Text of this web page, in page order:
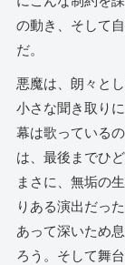
の動き、そして
だ。
悪魔は、朗々と
小さな聞き取り
幕は歌っている
は、最後までひ
まさに、無垢の
りある演出だっ
あって深いため
ろう。そして舞